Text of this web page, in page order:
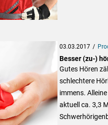
03.03.2017
Besser (zu-)
Gutes Hören
schlechtere
immens.
aktuell ca. 3,3